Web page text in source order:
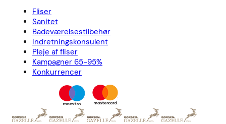
Fliser
Sanitet
Badeværelsestilbehør
Indretningskonsulent
Pleje af fliser
Kampagner 65-95%
Konkurrencer